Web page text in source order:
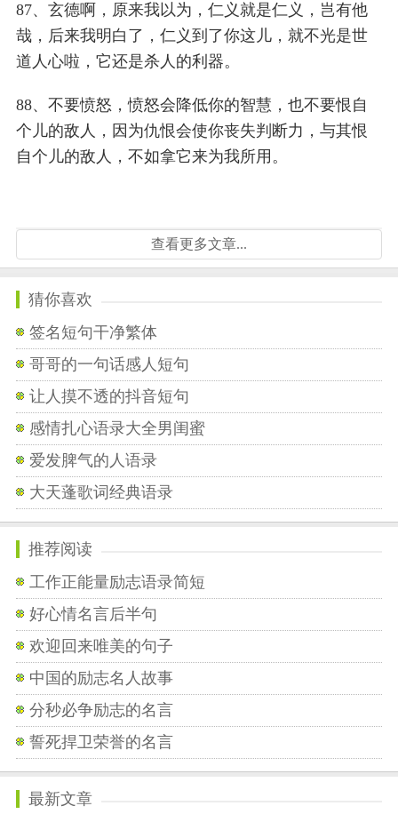
87、玄德啊，原来我以为，仁义就是仁义，岂有他
哉，后来我明白了，仁义到了你这儿，就不光是世
道人心啦，它还是杀人的利器。
88、不要愤怒，愤怒会降低你的智慧，也不要恨自
个儿的敌人，因为仇恨会使你丧失判断力，与其恨
自个儿的敌人，不如拿它来为我所用。
查看更多文章...
猜你喜欢
签名短句干净繁体
哥哥的一句话感人短句
让人摸不透的抖音短句
感情扎心语录大全男闺蜜
爱发脾气的人语录
大天蓬歌词经典语录
推荐阅读
工作正能量励志语录简短
好心情名言后半句
欢迎回来唯美的句子
中国的励志名人故事
分秒必争励志的名言
誓死捍卫荣誉的名言
最新文章